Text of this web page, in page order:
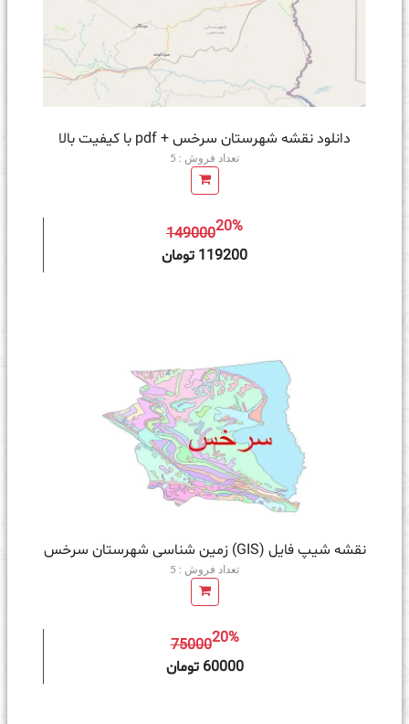
دانلود نقشه شهرستان سرخس + pdf با کیفیت بالا
تعداد فروش : 5
14900020%
119200 تومان
نقشه شیپ فایل (GIS) زمین‌ شناسی شهرستان سرخس
تعداد فروش : 5
7500020%
60000 تومان